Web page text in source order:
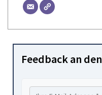
Feedback an